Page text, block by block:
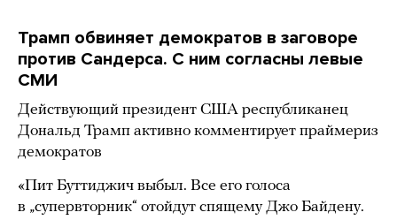
Трамп обвиняет демократов в заговоре
против Сандерса. С ним согласны левые
СМИ
Действующий президент США республиканец
Дональд Трамп активно комментирует праймериз
демократов
«Пит Буттиджич выбыл. Все его голоса
в „супервторник“ отойдут спящему Джо Байдену.